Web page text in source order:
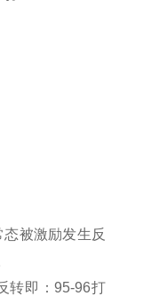
被激励发生反
转即：95-96打